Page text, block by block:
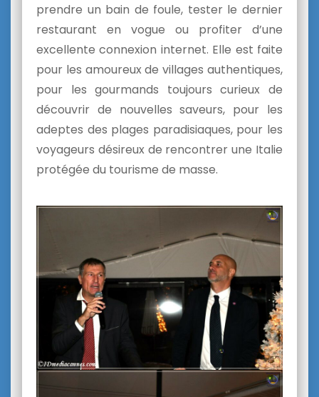
prendre un bain de foule, tester le dernier
restaurant en vogue ou profiter d’une
excellente connexion internet. Elle est faite
pour les amoureux de villages authentiques,
pour les gourmands toujours curieux de
découvrir de nouvelles saveurs, pour les
adeptes des plages paradisiaques, pour les
voyageurs désireux de rencontrer une Italie
protégée du tourisme de masse.